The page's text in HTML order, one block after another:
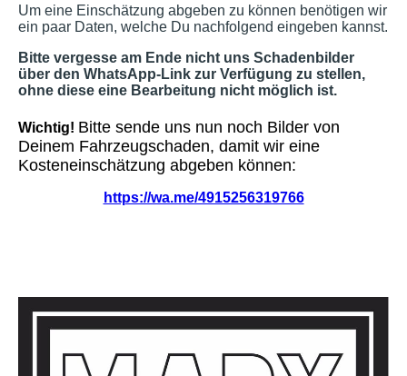
Um eine Einschätzung abgeben zu können benötigen wir
ein paar Daten, welche Du nachfolgend eingeben kannst.
Bitte vergesse am Ende nicht uns Schadenbilder
über den WhatsApp-Link zur Verfügung zu stellen,
ohne diese eine Bearbeitung nicht möglich ist.
Wichtig! Bitte sende uns nun noch Bilder von
Deinem Fahrzeugschaden, damit wir eine
Kosteneinschätzung abgeben können:
https://wa.me/4915256319766